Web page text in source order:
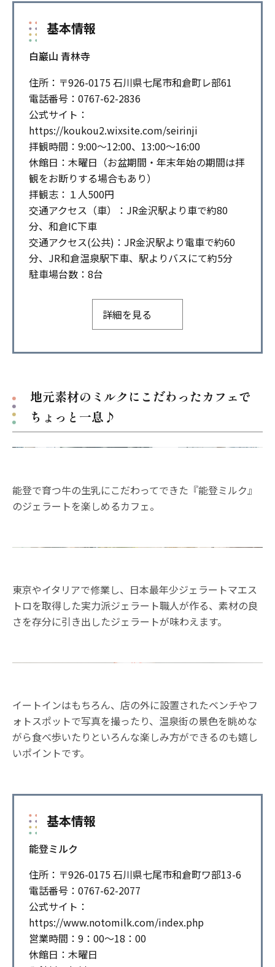
基本情報
白巖山 青林寺
住所：〒926-0175 石川県七尾市和倉町レ部61
電話番号：0767-62-2836
公式サイト：
https://koukou2.wixsite.com/seirinji
拝観時間：9:00～12:00、13:00～16:00
休館日：木曜日（お盆期間・年末年始の期間は拝
観をお断りする場合もあり）
拝観志：１人500円
交通アクセス（車）：JR金沢駅より車で約80
分、和倉IC下車
交通アクセス(公共)：JR金沢駅より電車で約60
分、JR和倉温泉駅下車、駅よりバスにて約5分
駐車場台数：8台
詳細を見る
地元素材のミルクにこだわったカフェで
ちょっと一息♪
能登で育つ牛の生乳にこだわってできた『能登ミルク』
のジェラートを楽しめるカフェ。
東京やイタリアで修業し、日本最年少ジェラートマエス
トロを取得した実力派ジェラート職人が作る、素材の良
さを存分に引き出したジェラートが味わえます。
イートインはもちろん、店の外に設置されたベンチやフ
ォトスポットで写真を撮ったり、温泉街の景色を眺めな
がら食べ歩いたりといろんな楽しみ方ができるのも嬉し
いポイントです。
基本情報
能登ミルク
住所：〒926-0175 石川県七尾市和倉町ワ部13-6
電話番号：0767-62-2077
公式サイト：
https://www.notomilk.com/index.php
営業時間：9：00～18：00
休館日：木曜日